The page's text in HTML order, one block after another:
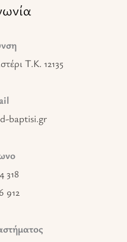
T.K. 12135
baptisi.gr
318
912